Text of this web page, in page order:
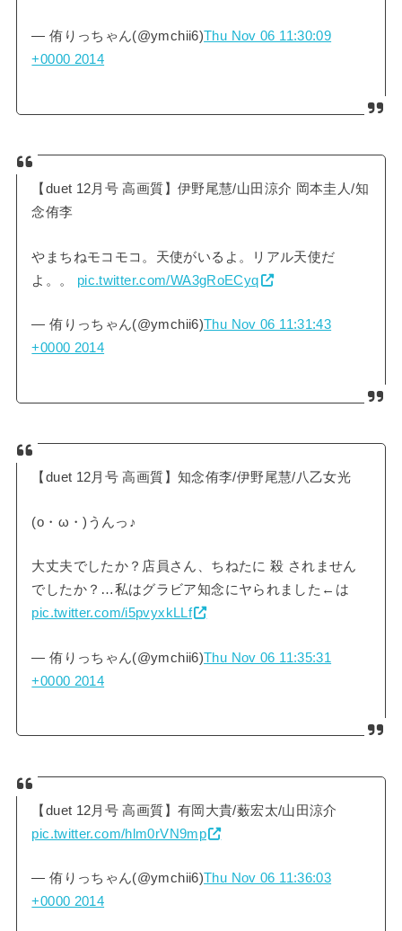
— 侑りっちゃん(@ymchii6)Thu Nov 06 11:30:09
+0000 2014
【duet 12月号 高画質】伊野尾慧/山田涼介 岡本圭人/知
念侑李
やまちねモコモコ。天使がいるよ。リアル天使だ
よ。。 pic.twitter.com/WA3gRoECyq
— 侑りっちゃん(@ymchii6)Thu Nov 06 11:31:43
+0000 2014
【duet 12月号 高画質】知念侑李/伊野尾慧/八乙女光
(o・ω・)うんっ♪
大丈夫でしたか？店員さん、ちねたに 殺 されません
でしたか？…私はグラビア知念にヤられました←は
pic.twitter.com/i5pvyxkLLf
— 侑りっちゃん(@ymchii6)Thu Nov 06 11:35:31
+0000 2014
【duet 12月号 高画質】有岡大貴/薮宏太/山田涼介
pic.twitter.com/hlm0rVN9mp
— 侑りっちゃん(@ymchii6)Thu Nov 06 11:36:03
+0000 2014